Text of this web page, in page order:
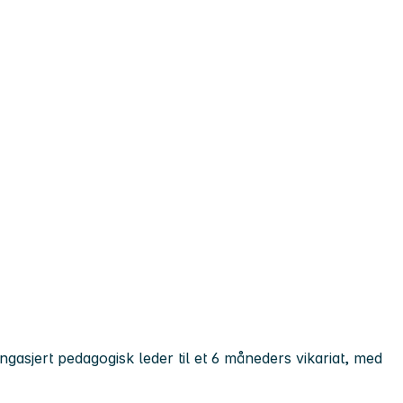
pedagogisk leder til et 6 måneders vikariat, med